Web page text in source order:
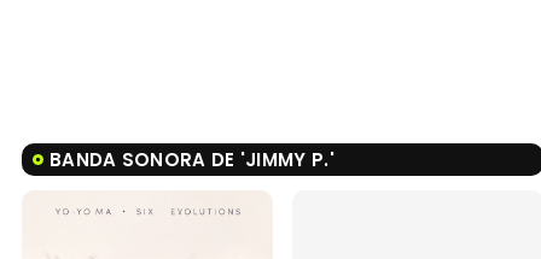
BANDA SONORA DE 'JIMMY P.'